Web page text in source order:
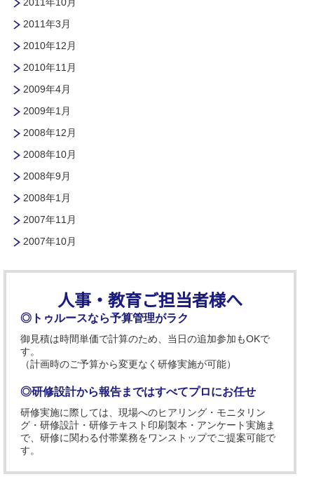
2011年3月
2010年12月
2010年11月
2009年4月
2009年1月
2008年12月
2008年10月
2008年9月
2008年1月
2007年11月
2007年10月
人事・教育ご担当者様へ
◎トゥルースなら予算管理がラク
御見積は時間単価で計算のため、当日の追加参加もOKで
す。
（計画時のご予算から変更なく研修実施が可能）
◎研修設計から報告まではすべてプロにお任せ
研修実施に際しては、現場へのヒアリング・モニタリン
グ・研修設計・研修テキスト印刷製本・アンケート実施ま
で、研修に関わる付帯業務をワンストップでご提案可能で
す。